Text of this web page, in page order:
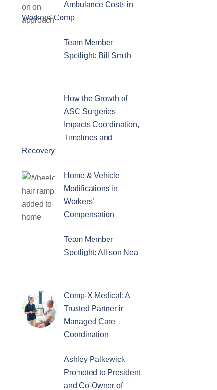
Ambulance Costs in
Workers’ Comp
Team Member
Spotlight: Bill Smith
How the Growth of
ASC Surgeries
Impacts Coordination,
Timelines and
Recovery
Home & Vehicle
Modifications in
Workers’
Compensation
Team Member
Spotlight: Allison Neal
Comp-X Medical: A
Trusted Partner in
Managed Care
Coordination
Ashley Palkewick
Promoted to President
and Co-Owner of